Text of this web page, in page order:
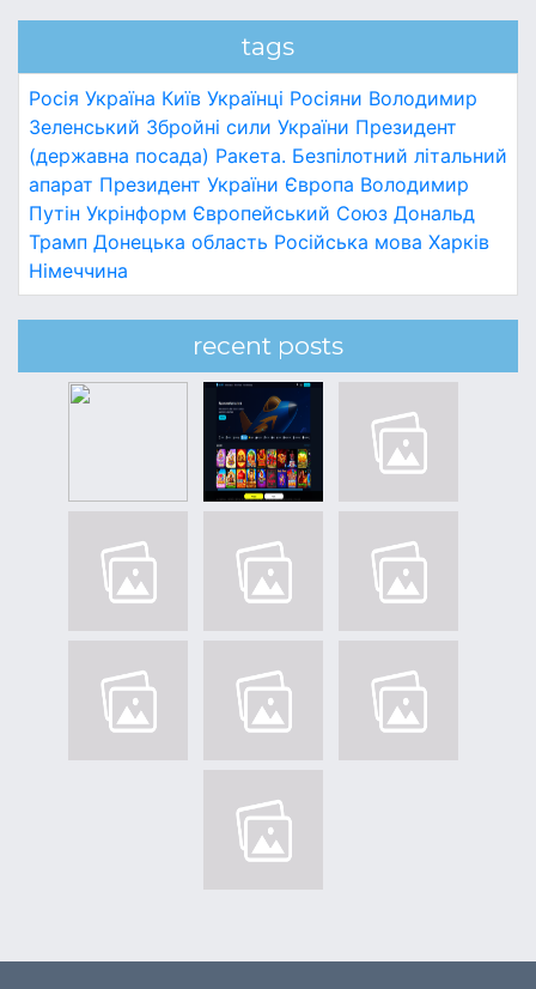
tags
Росія Україна Київ Українці Росіяни Володимир
Зеленський Збройні сили України Президент
(державна посада) Ракета. Безпілотний літальний
апарат Президент України Європа Володимир
Путін Укрінформ Європейський Союз Дональд
Трамп Донецька область Російська мова Харків
Німеччина
recent posts